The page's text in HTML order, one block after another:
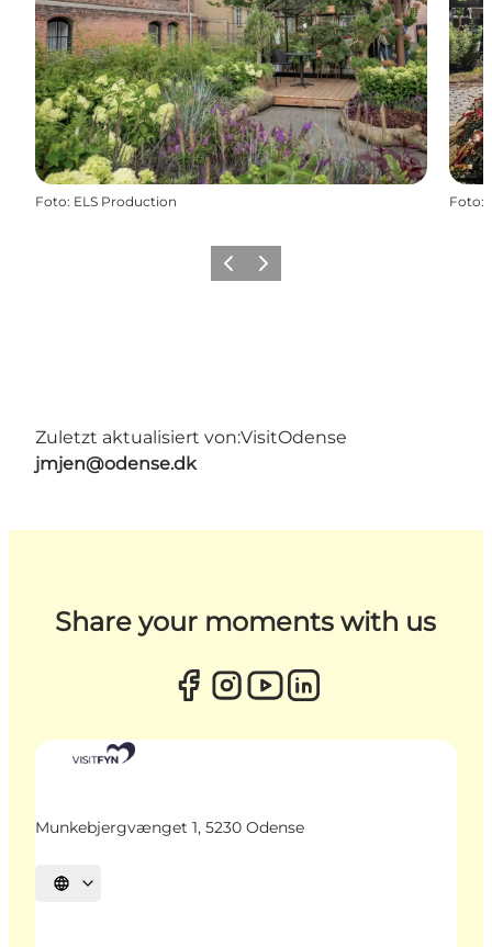
Foto: ELS Production Foto:
ZurückWeiter
Zuletzt aktualisiert von:VisitOdense
jmjen@odense.dk
Share your moments with us
Munkebjergvænget 1, 5230 Odense
Sprache auswählen